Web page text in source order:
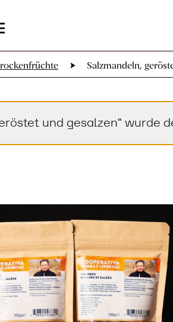
Salzmandeln,
und gesalzen“ wurde